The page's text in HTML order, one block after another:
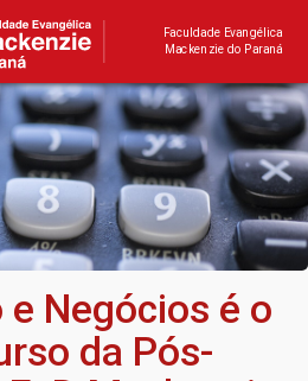
Faculdade Evangélica
Mackenzie do Paraná
Negócios é o
da Pós-